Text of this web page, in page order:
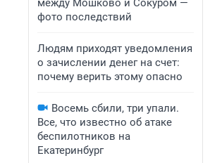
между Мошково и Сокуром —
фото последствий
Людям приходят уведомления
о зачислении денег на счет:
почему верить этому опасно
Восемь сбили, три упали.
Все, что известно об атаке
беспилотников на
Екатеринбург